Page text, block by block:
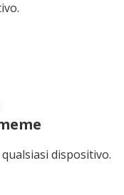
dispositivo.